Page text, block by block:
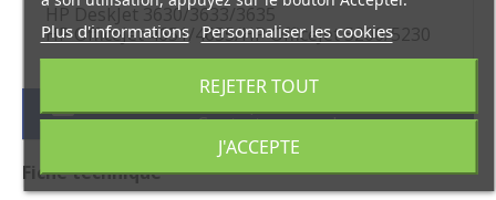
HP DeskJet 3630/3633/3635
HP OfficeJet 4651/4655/HP OfficeJet 5200/5230
mail
Vous ne trouvez pas votre référence ?
Contactez-nous !
Fiche technique
Plus d'informations Personnaliser les cookies
REJETER TOUT
J'ACCEPTE